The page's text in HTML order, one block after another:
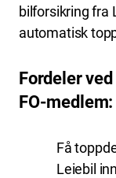
bilforsikring fra
automatisk
Fordeler
FO-medlem:
Få
Leiebil